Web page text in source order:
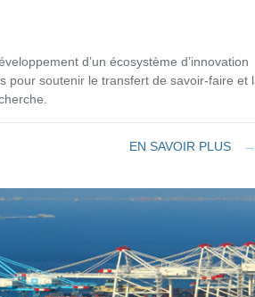
d’un écosystème d’innovation
pour soutenir le transfert de savoir-faire et
EN SAVOIR PLUS →